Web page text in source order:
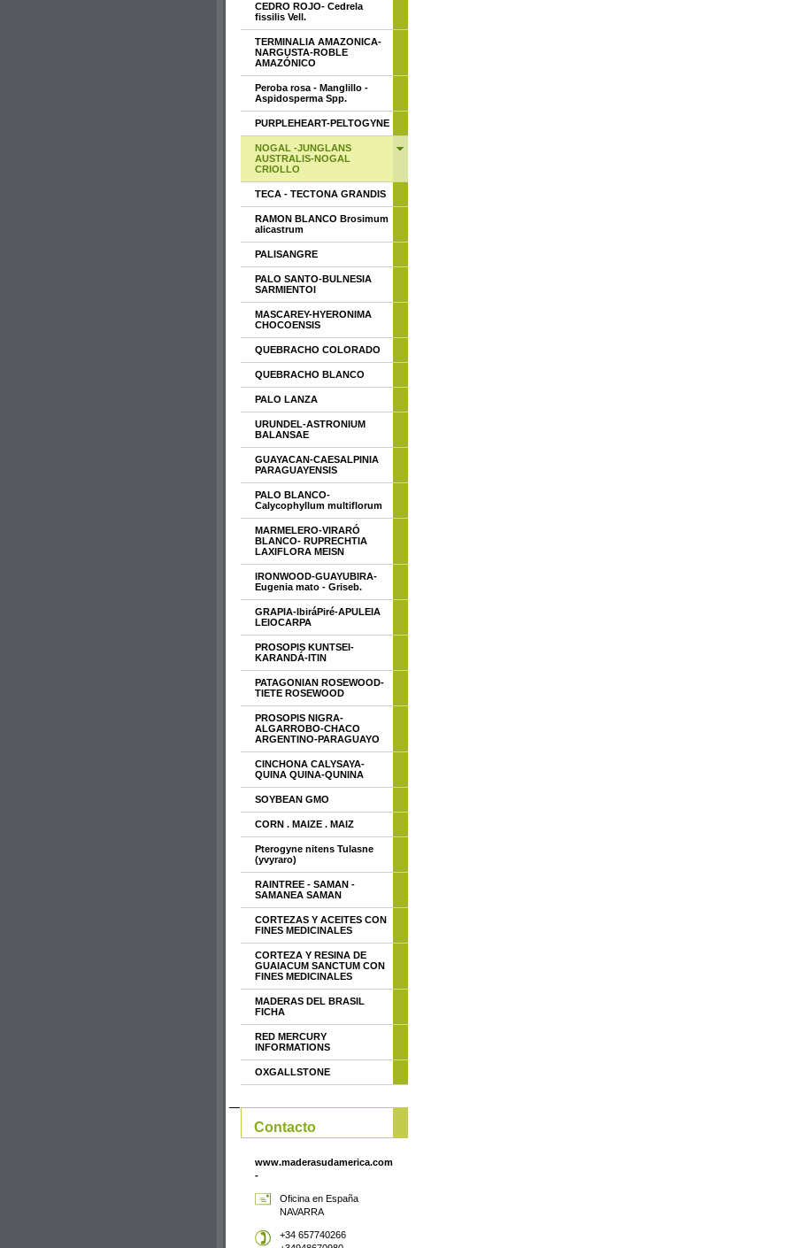
CEDRO ROJO- Cedrela
fissilis Vell.
TERMINALIA AMAZONICA-
NARGUSTA-ROBLE
AMAZÓNICO
Peroba rosa - Manglillo -
Aspidosperma Spp.
PURPLEHEART-PELTOGYNE
NOGAL -JUNGLANS
AUSTRALIS-NOGAL
CRIOLLO
TECA - TECTONA GRANDIS
RAMON BLANCO Brosimum
alicastrum
PALISANGRE
PALO SANTO-BULNESIA
SARMIENTOI
MASCAREY-HYERONIMA
CHOCOENSIS
QUEBRACHO COLORADO
QUEBRACHO BLANCO
PALO LANZA
URUNDEL-ASTRONIUM
BALANSAE
GUAYACAN-CAESALPINIA
PARAGUAYENSIS
PALO BLANCO-
Calycophyllum multiflorum
MARMELERO-VIRARÓ
BLANCO- RUPRECHTIA
LAXIFLORA MEISN
IRONWOOD-GUAYUBIRA-
Eugenia mato - Griseb.
GRAPIA-IbiráPiré-APULEIA
LEIOCARPA
PROSOPIS KUNTSEI-
KARANDÁ-ITIN
PATAGONIAN ROSEWOOD-
TIETE ROSEWOOD
PROSOPIS NIGRA-
ALGARROBO-CHACO
ARGENTINO-PARAGUAYO
CINCHONA CALYSAYA-
QUINA QUINA-QUNINA
SOYBEAN GMO
CORN . MAIZE . MAIZ
Pterogyne nitens Tulasne
(yvyraro)
RAINTREE - SAMAN -
SAMANEA SAMAN
CORTEZAS Y ACEITES CON
FINES MEDICINALES
CORTEZA Y RESINA DE
GUAIACUM SANCTUM CON
FINES MEDICINALES
MADERAS DEL BRASIL
FICHA
RED MERCURY
INFORMATIONS
OXGALLSTONE
Contacto
www.maderasudamerica.com
-
Oficina en España
NAVARRA
+34 657740266